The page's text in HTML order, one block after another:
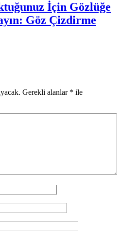
İçin Gözlüğe
Göz Çizdirme
Gerekli alanlar * ile